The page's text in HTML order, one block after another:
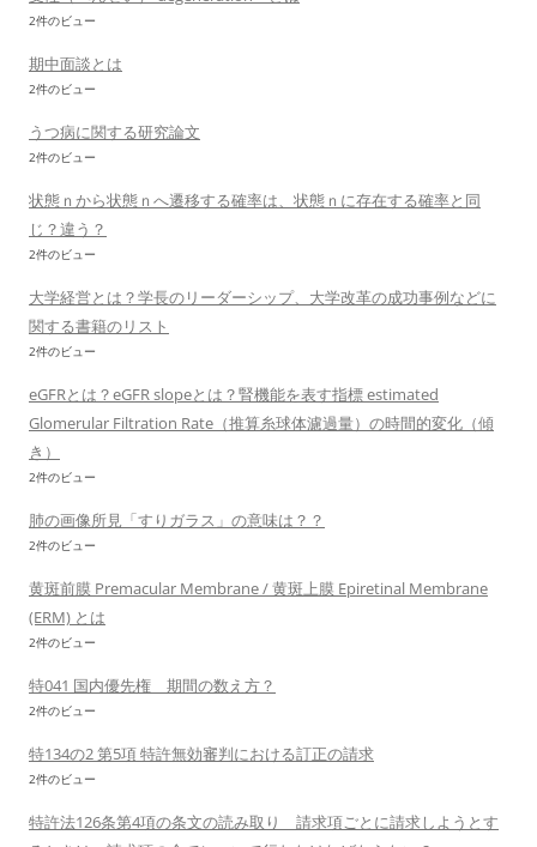
2件のビュー
期中面談とは
2件のビュー
うつ病に関する研究論文
2件のビュー
状態ｎから状態ｎへ遷移する確率は、状態ｎに存在する確率と同
じ？違う？
2件のビュー
大学経営とは？学長のリーダーシップ、大学改革の成功事例などに
関する書籍のリスト
2件のビュー
eGFRとは？eGFR slopeとは？腎機能を表す指標 estimated
Glomerular Filtration Rate（推算糸球体濾過量）の時間的変化（傾
き）
2件のビュー
肺の画像所見「すりガラス」の意味は？？
2件のビュー
黄斑前膜 Premacular Membrane / 黄斑上膜 Epiretinal Membrane
(ERM) とは
2件のビュー
特041 国内優先権 期間の数え方？
2件のビュー
特134の2 第5項 特許無効審判における訂正の請求
2件のビュー
特許法126条第4項の条文の読み取り 請求項ごとに請求しようとす